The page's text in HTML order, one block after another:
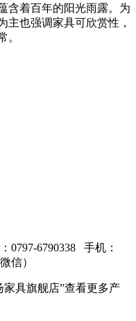
含着百年的阳光雨露。为
主也强调家具可欣赏性，
。
0797-6790338 手机：
信）
具旗舰店”查看更多产